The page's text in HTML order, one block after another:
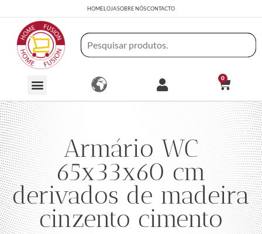
HOMELOJASOBRE NÓSCONTACTO
0
Armário WC
65x33x60 cm
derivados de madeira
cinzento cimento